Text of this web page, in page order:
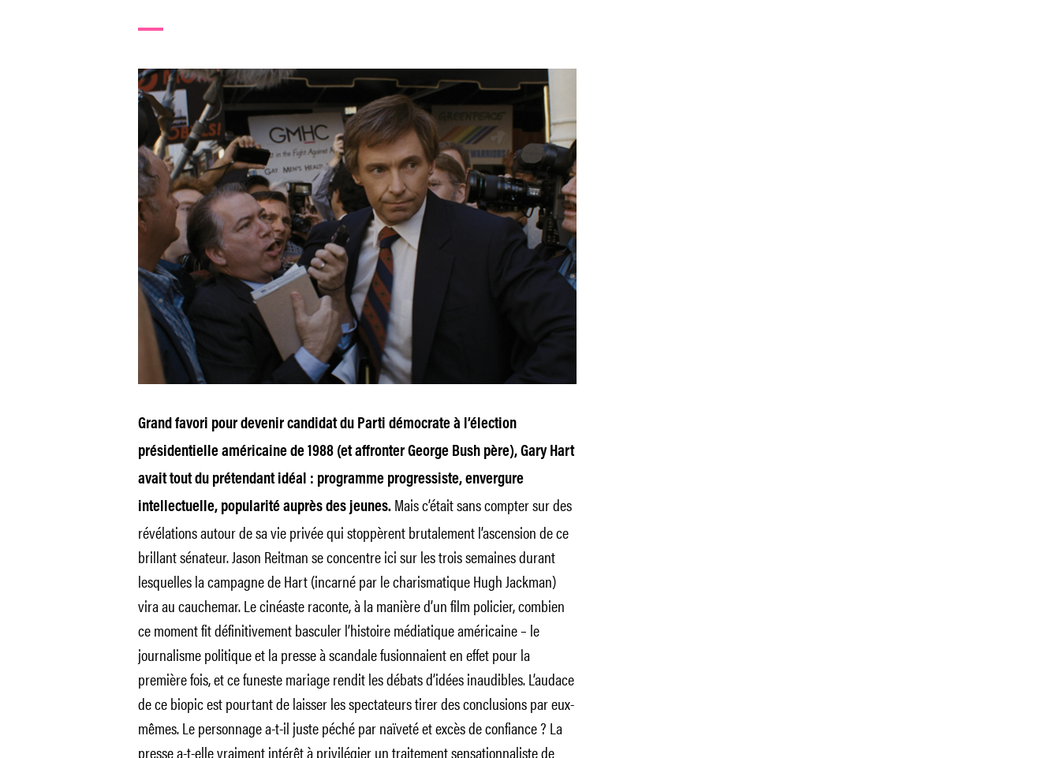
Grand favori pour devenir candidat du Parti démocrate à l’élection
présidentielle américaine de 1988 (et affronter George Bush père), Gary Hart
avait tout du prétendant idéal : programme progressiste, envergure
intellectuelle, popularité auprès des jeunes.Mais c’était sans compter sur des
révélations autour de sa vie privée qui stoppèrent brutalement l’ascension de ce
brillant sénateur. Jason Reitman se concentre ici sur les trois semaines durant
lesquelles la campagne de Hart (incarné par le charismatique Hugh Jackman)
vira au cauchemar. Le cinéaste raconte, à la manière d’un film policier, combien
ce moment fit définitivement basculer l’histoire médiatique américaine – le
journalisme politique et la presse à scandale fusionnaient en effet pour la
première fois, et ce funeste mariage rendit les débats d’idées inaudibles. L’audace
de ce biopic est pourtant de laisser les spectateurs tirer des conclusions par eux-
mêmes. Le personnage a-t-il juste péché par naïveté et excès de confiance ? La
presse a-t-elle vraiment intérêt à privilégier un traitement sensationnaliste de